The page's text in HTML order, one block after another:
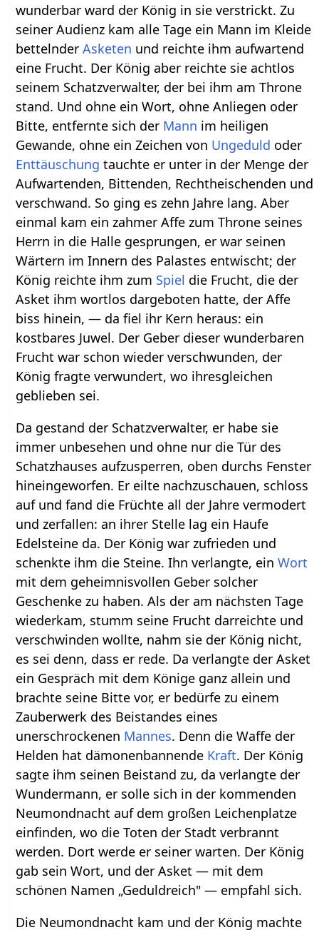
wunderbar ward der König in sie verstrickt. Zu
seiner Audienz kam alle Tage ein Mann im Kleide
bettelnderAsketen und reichte ihm aufwartend
eine Frucht. Der König aber reichte sie achtlos
seinem Schatzverwalter, der bei ihm am Throne
stand. Und ohne ein Wort, ohne Anliegen oder
Bitte, entfernte sich der Mann im heiligen
Gewande, ohne ein Zeichen von Ungeduld oder
Enttäuschung tauchte er unter in der Menge der
Aufwartenden, Bittenden, Rechtheischenden und
verschwand. So ging es zehn Jahre lang. Aber
einmal kam ein zahmer Affe zum Throne seines
Herrn in die Halle gesprungen, er war seinen
Wärtern im Innern des Palastes entwischt; der
König reichte ihm zum Spiel die Frucht, die der
Asket ihm wortlos dargeboten hatte, der Affe
biss hinein, — da fiel ihr Kern heraus: ein
kostbares Juwel. Der Geber dieser wunderbaren
Frucht war schon wieder verschwunden, der
König fragte verwundert, wo ihresgleichen
geblieben sei.
Da gestand der Schatzverwalter, er habe sie
immer unbesehen und ohne nur die Tür des
Schatzhauses aufzusperren, oben durchs Fenster
hineingeworfen. Er eilte nachzuschauen, schloss
auf und fand die Früchte all der Jahre vermodert
und zerfallen: an ihrer Stelle lag ein Haufe
Edelsteine da. Der König war zufrieden und
schenkte ihm die Steine. Ihn verlangte, einWort
mit dem geheimnisvollen Geber solcher
Geschenke zu haben. Als der am nächsten Tage
wiederkam, stumm seine Frucht darreichte und
verschwinden wollte, nahm sie der König nicht,
es sei denn, dass er rede. Da verlangte der Asket
ein Gespräch mit dem Könige ganz allein und
brachte seine Bitte vor, er bedürfe zu einem
Zauberwerk des Beistandes eines
unerschrockenen Mannes. Denn die Waffe der
Helden hat dämonenbannende Kraft. Der König
sagte ihm seinen Beistand zu, da verlangte der
Wundermann, er solle sich in der kommenden
Neumondnacht auf dem großen Leichenplatze
einfinden, wo die Toten der Stadt verbrannt
werden. Dort werde er seiner warten. Der König
gab sein Wort, und der Asket — mit dem
schönen Namen „Geduldreich" — empfahl sich.
Die Neumondnacht kam und der König machte